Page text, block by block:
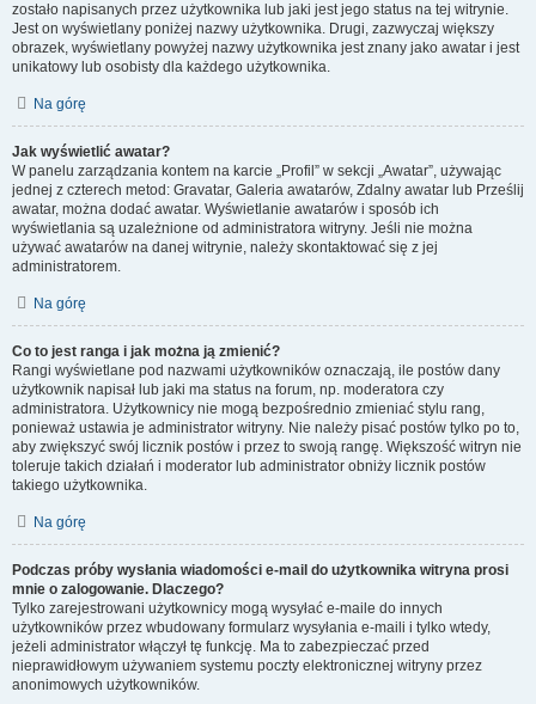
zostało napisanych przez użytkownika lub jaki jest jego status na tej witrynie.
Jest on wyświetlany poniżej nazwy użytkownika. Drugi, zazwyczaj większy
obrazek, wyświetlany powyżej nazwy użytkownika jest znany jako awatar i jest
unikatowy lub osobisty dla każdego użytkownika.
Na górę
Jak wyświetlić awatar?
W panelu zarządzania kontem na karcie „Profil” w sekcji „Awatar”, używając
jednej z czterech metod: Gravatar, Galeria awatarów, Zdalny awatar lub Prześlij
awatar, można dodać awatar. Wyświetlanie awatarów i sposób ich
wyświetlania są uzależnione od administratora witryny. Jeśli nie można
używać awatarów na danej witrynie, należy skontaktować się z jej
administratorem.
Na górę
Co to jest ranga i jak można ją zmienić?
Rangi wyświetlane pod nazwami użytkowników oznaczają, ile postów dany
użytkownik napisał lub jaki ma status na forum, np. moderatora czy
administratora. Użytkownicy nie mogą bezpośrednio zmieniać stylu rang,
ponieważ ustawia je administrator witryny. Nie należy pisać postów tylko po to,
aby zwiększyć swój licznik postów i przez to swoją rangę. Większość witryn nie
toleruje takich działań i moderator lub administrator obniży licznik postów
takiego użytkownika.
Na górę
Podczas próby wysłania wiadomości e-mail do użytkownika witryna prosi
mnie o zalogowanie. Dlaczego?
Tylko zarejestrowani użytkownicy mogą wysyłać e-maile do innych
użytkowników przez wbudowany formularz wysyłania e-maili i tylko wtedy,
jeżeli administrator włączył tę funkcję. Ma to zabezpieczać przed
nieprawidłowym używaniem systemu poczty elektronicznej witryny przez
anonimowych użytkowników.